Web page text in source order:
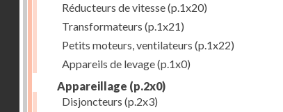
Réducteurs de vitesse(p.1x20)
Transformateurs (p.1x21)
Petits moteurs, ventilateurs (p.1x22)
Appareils de levage(p.1x0)
Appareillage (p.2x0)
Disjoncteurs (p.2x3)